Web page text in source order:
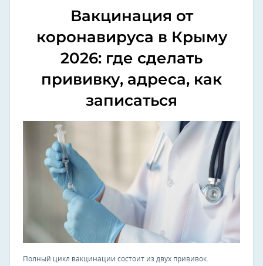
Вакцинация от
коронавируса в Крыму
2026: где сделать
прививку, адреса, как
записаться
Полный цикл вакцинации состоит из двух прививок.